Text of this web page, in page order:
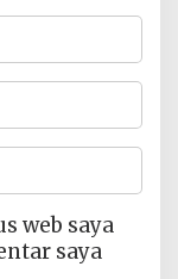
web saya
saya